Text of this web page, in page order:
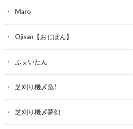
Maro
Ojisan【おじぽん】
ふぇいたん
芝刈り機〆危!
芝刈り機〆夢幻